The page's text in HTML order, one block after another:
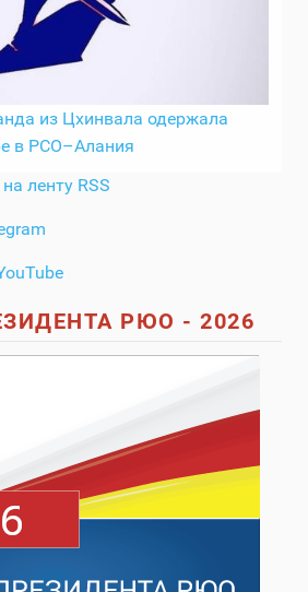
из Цхинвала одержала
в РСО–Алания
ленту RSS
РЮО - 2026